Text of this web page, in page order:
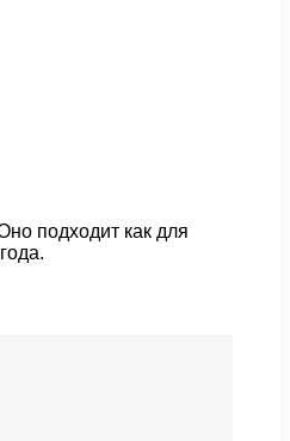
подходит как для